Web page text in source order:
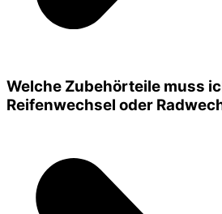
Welche Zubehörteile muss
Reifenwechsel oder